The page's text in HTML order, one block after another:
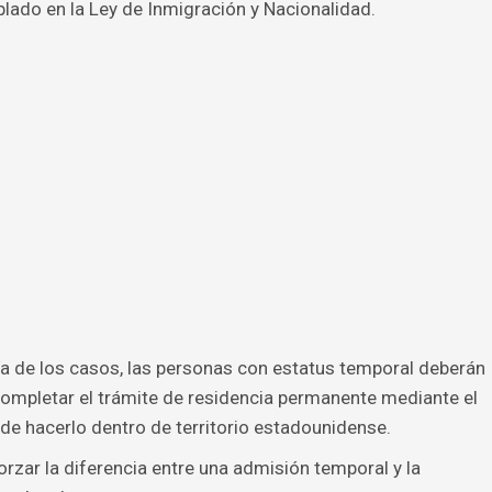
en la Ley de Inmigración y Nacionalidad.
de los casos, las personas con estatus temporal deberán
el trámite de residencia permanente mediante el
hacerlo dentro de territorio estadounidense.
la diferencia entre una admisión temporal y la